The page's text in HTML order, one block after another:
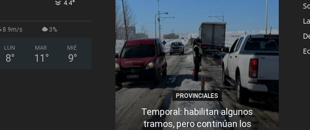
4.4°
8.9m/s 3%
LUN
8°
MAR
11 °
MIÉ
9°
PROVINCIALES
Temporal: habilitan algunos
tramos, pero continúan los